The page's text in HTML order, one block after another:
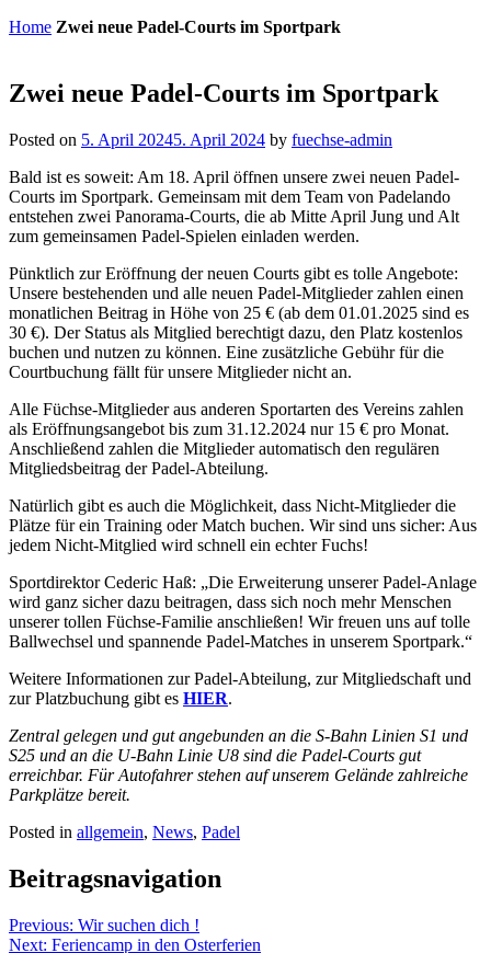
Home Zwei neue Padel-Courts im Sportpark
Zwei neue Padel-Courts im Sportpark
Posted on 5. April 20245. April 2024 by fuechse-admin
Bald ist es soweit: Am 18. April öffnen unsere zwei neuen Padel-
Courts im Sportpark. Gemeinsam mit dem Team von Padelando
entstehen zwei Panorama-Courts, die ab Mitte April Jung und Alt
zum gemeinsamen Padel-Spielen einladen werden.
Pünktlich zur Eröffnung der neuen Courts gibt es tolle Angebote:
Unsere bestehenden und alle neuen Padel-Mitglieder zahlen einen
monatlichen Beitrag in Höhe von 25 € (ab dem 01.01.2025 sind es
30 €). Der Status als Mitglied berechtigt dazu, den Platz kostenlos
buchen und nutzen zu können. Eine zusätzliche Gebühr für die
Courtbuchung fällt für unsere Mitglieder nicht an.
Alle Füchse-Mitglieder aus anderen Sportarten des Vereins zahlen
als Eröffnungsangebot bis zum 31.12.2024 nur 15 € pro Monat.
Anschließend zahlen die Mitglieder automatisch den regulären
Mitgliedsbeitrag der Padel-Abteilung.
Natürlich gibt es auch die Möglichkeit, dass Nicht-Mitglieder die
Plätze für ein Training oder Match buchen. Wir sind uns sicher: Aus
jedem Nicht-Mitglied wird schnell ein echter Fuchs!
Sportdirektor Cederic Haß: „Die Erweiterung unserer Padel-Anlage
wird ganz sicher dazu beitragen, dass sich noch mehr Menschen
unserer tollen Füchse-Familie anschließen! Wir freuen uns auf tolle
Ballwechsel und spannende Padel-Matches in unserem Sportpark.“
Weitere Informationen zur Padel-Abteilung, zur Mitgliedschaft und
zur Platzbuchung gibt es HIER.
Zentral gelegen und gut angebunden an die S-Bahn Linien S1 und
S25 und an die U-Bahn Linie U8 sind die Padel-Courts gut
erreichbar. Für Autofahrer stehen auf unserem Gelände zahlreiche
Parkplätze bereit.
Posted in allgemein, News, Padel
Beitragsnavigation
Previous: Wir suchen dich !
Next: Feriencamp in den Osterferien